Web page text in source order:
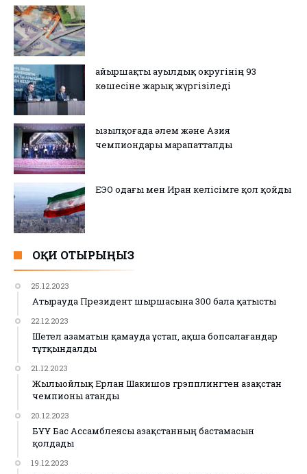
Қайыршақты ауылдық округінің 93
көшесіне жарық жүргізіледі
Қызылқоғада әлем және Азия
чемпиондары марапатталды
ЕЭО одағы мен Иран келісімге қол қойды
ОҚИ ОТЫРЫҢЫЗ
25.12.2023
Атырауда Президент шыршасына 300 бала қатысты
22.12.2023
Шетел азаматын қамауда ұстап, ақша бопсалағандар
тұтқындалды
21.12.2023
Жылыойлық Ерлан Шакишов грэпплингтен Қазақстан
чемпионы атанды
20.12.2023
БҰҰ Бас Ассамблеясы Қазақстанның бастамасын
қолдады
19.12.2023